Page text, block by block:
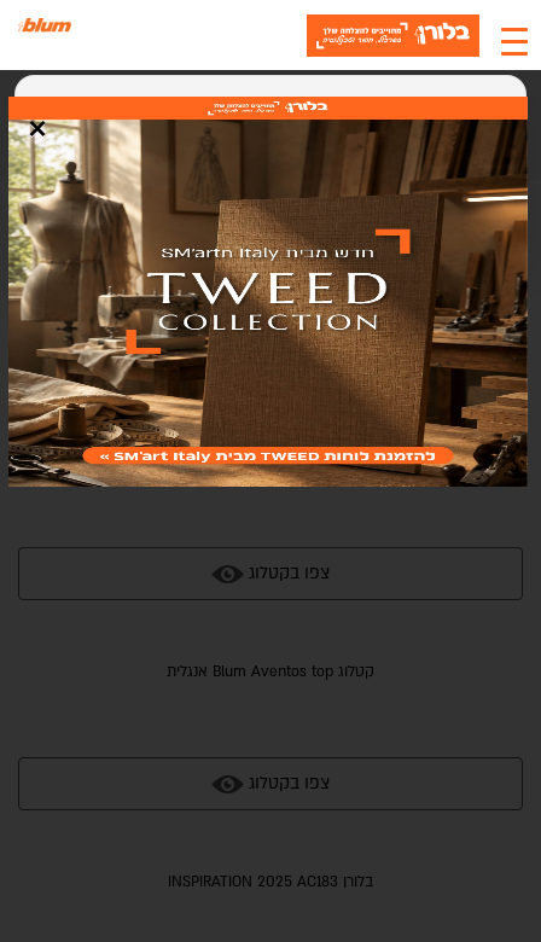
× האתר משתמש בעוגיות
אנחנו משתמשים בעוגיות (Cookies) כדי לשפר את חוויית המשתמש, לנתח
תנועה ולתמוך בתוכן ושירותים. בלחיצה על "אישור" אתם מסכימים לשימוש
בעוגיות.
סגירה
קטלוגים
קטלוג רווגו עברית AI177
צפו בקטלוג
ספר בלום 2024-2025
צפו בקטלוג
קטלוג Blum Aventos top אנגלית
צפו בקטלוג
בלורן INSPIRATION 2025 AC183